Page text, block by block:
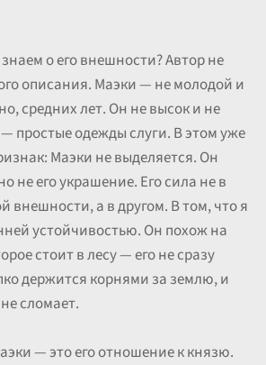
о его внешности? Автор не
описания. Маэки — не молодой и
средних лет. Он не высок и не
простые одежды слуги. В этом уже
Маэки не выделяется. Он
не его украшение. Его сила не в
внешности, а в другом. В том, что я
устойчивостью. Он похож на
стоит в лесу — его не сразу
держится корнями за землю, и
сломает.
— это его отношение к князю.